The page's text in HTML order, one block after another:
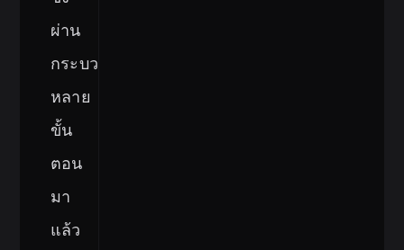
ผ่าน
กระบวนการ
หลาย
ขั้น
ตอน
มา
แล้ว